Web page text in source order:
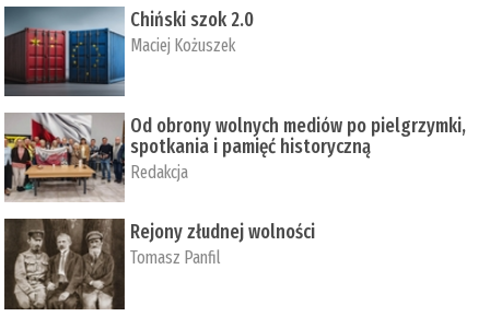
Chiński szok 2.0
Maciej Kożuszek
Od obrony wolnych mediów po pielgrzymki,
spotkania i pamięć historyczną
Redakcja
Rejony złudnej wolności
Tomasz Panfil